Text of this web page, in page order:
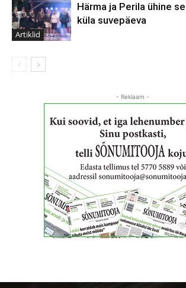
Artiklid
Härma ja Perila ühine
küla suvepäeva
- Reklaam -